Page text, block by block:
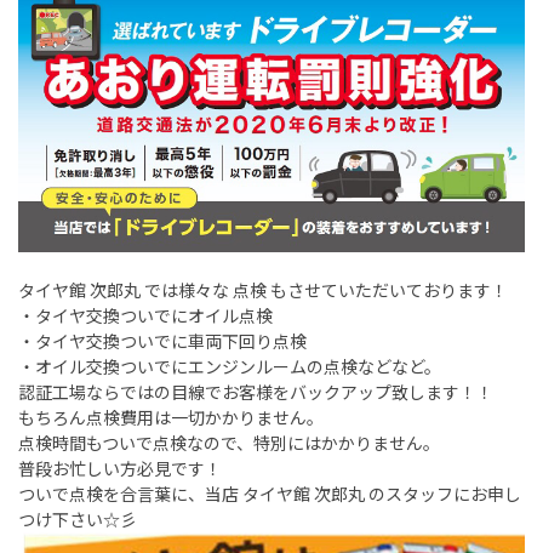
タイヤ館 次郎丸 では様々な 点検 もさせていただいております！
・タイヤ交換ついでにオイル点検
・タイヤ交換ついでに車両下回り点検
・オイル交換ついでにエンジンルームの点検などなど。
認証工場ならではの目線でお客様をバックアップ致します！！
もちろん点検費用は一切かかりません。
点検時間もついで点検なので、特別にはかかりません。
普段お忙しい方必見です！
ついで点検を合言葉に、当店 タイヤ館 次郎丸 のスタッフにお申し
つけ下さい☆彡